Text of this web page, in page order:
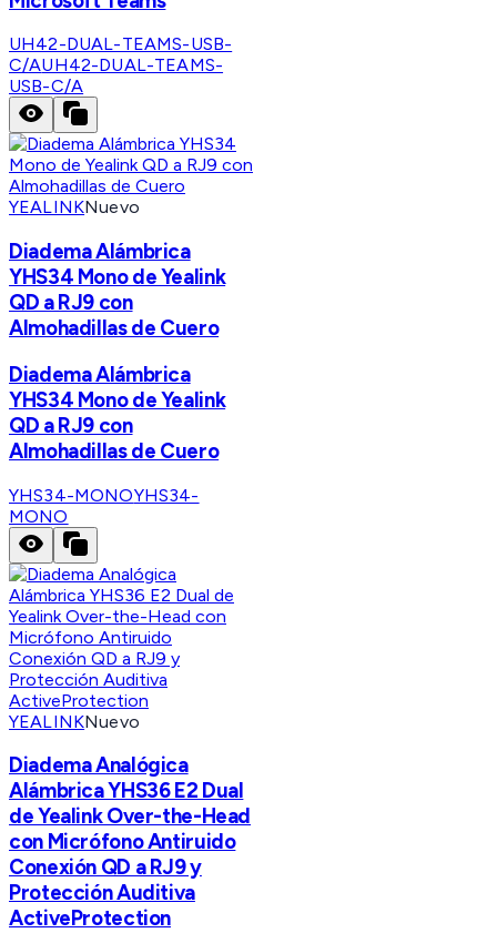
UH42-DUAL-TEAMS-USB-
C/AUH42-DUAL-TEAMS-
USB-C/A
YEALINKNuevo
Diadema Alámbrica
YHS34 Mono de Yealink
QD a RJ9 con
Almohadillas de Cuero
Diadema Alámbrica
YHS34 Mono de Yealink
QD a RJ9 con
Almohadillas de Cuero
YHS34-MONOYHS34-
MONO
YEALINKNuevo
Diadema Analógica
Alámbrica YHS36 E2 Dual
de Yealink Over-the-Head
con Micrófono Antiruido
Conexión QD a RJ9 y
Protección Auditiva
ActiveProtection